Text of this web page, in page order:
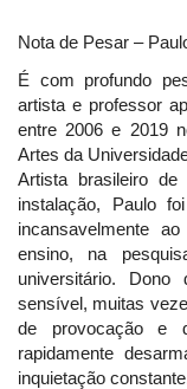
Nota de Pesar –
É com profundo
artista e professor
entre 2006 e 2019
Artes da
Artista brasileiro
instalação, Paulo
incansavelmente
ensino, na
universitário.
sensível, muitas
de provocação e
rapidamente
inquietação